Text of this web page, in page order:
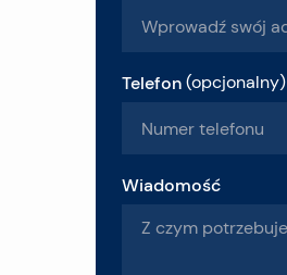
Telefon (opcjonalny)
Wiadomość